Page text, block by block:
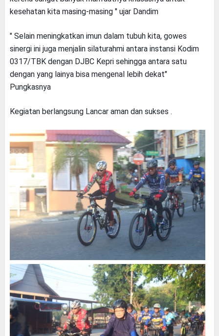
kesehatan kita masing-masing " ujar Dandim
" Selain meningkatkan imun dalam tubuh kita, gowes
sinergi ini juga menjalin silaturahmi antara instansi Kodim
0317/TBK dengan DJBC Kepri sehingga antara satu
dengan yang lainya bisa mengenal lebih dekat"
Pungkasnya
Kegiatan berlangsung Lancar aman dan sukses .